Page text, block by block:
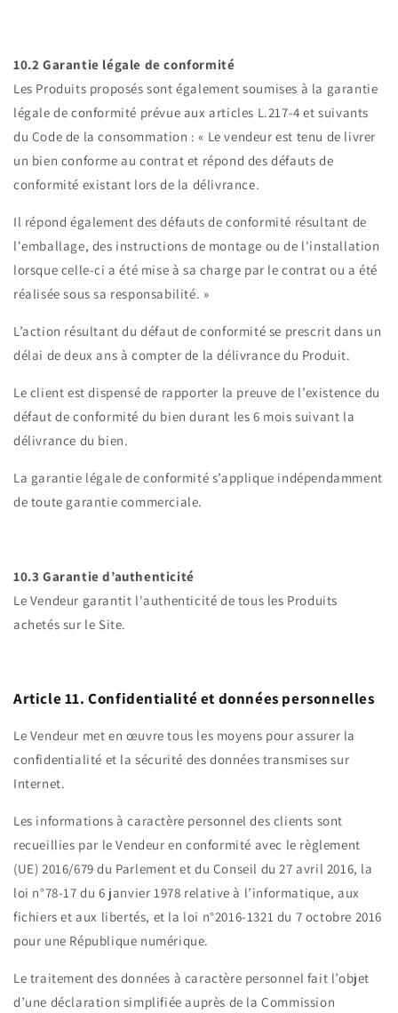
10.2 Garantie légale de conformité
Les Produits proposés sont également soumises à la garantie
légale de conformité prévue aux articles L.217-4 et suivants
du Code de la consommation :« Le vendeur est tenu de livrer
un bien conforme au contrat et répond des défauts de
conformité existant lors de la délivrance.
Il répond également des défauts de conformité résultant de
l'emballage, des instructions de montage ou de l'installation
lorsque celle-ci a été mise à sa charge par le contrat ou a été
réalisée sous sa responsabilité. »
L’action résultant du défaut de conformité se prescrit dans un
délai de deux ans à compter de la délivrance du Produit.
Le client est dispensé de rapporter la preuve de l’existence du
défaut de conformité du bien durant les 6 mois suivant la
délivrance du bien.
La garantie légale de conformité s’applique indépendamment
de toute garantie commerciale.
10.3 Garantie d’authenticité
Le Vendeur garantit l'authenticité de tous les Produits
achetés sur le Site.
Article 11. Confidentialité et données personnelles
Le Vendeur met en œuvre tous les moyens pour assurer la
confidentialité et la sécurité des données transmises sur
Internet.
Les informations à caractère personnel des clients sont
recueillies par le Vendeur en conformité avec le règlement
(UE) 2016/679 du Parlement et du Conseil du 27 avril 2016, la
loi n°78-17 du 6 janvier 1978 relative à l’informatique, aux
fichiers et aux libertés, et la loi n°2016-1321 du 7 octobre 2016
pour une République numérique.
Le traitement des données à caractère personnel fait l’objet
d’une déclaration simplifiée auprès de la Commission